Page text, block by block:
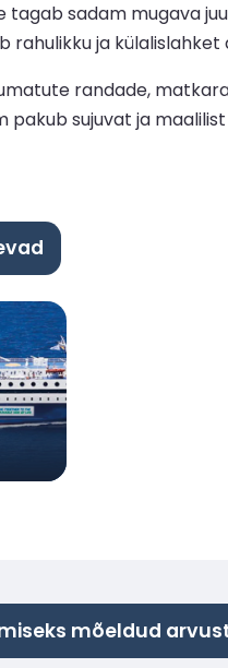
sadam mugava
rahulikku ja külalislahket
randade,
pakub sujuvat ja
mõeldud